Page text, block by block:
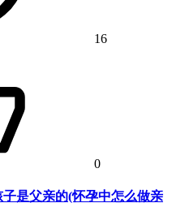
16
0
是父亲的(怀孕中怎么做亲